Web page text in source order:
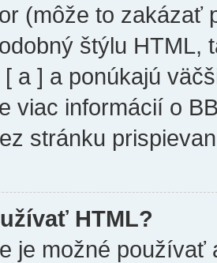
(môže to zakázať
štýlu HTML,
a ] a ponúkajú
viac informácií o
stránku
HTML?
je možné